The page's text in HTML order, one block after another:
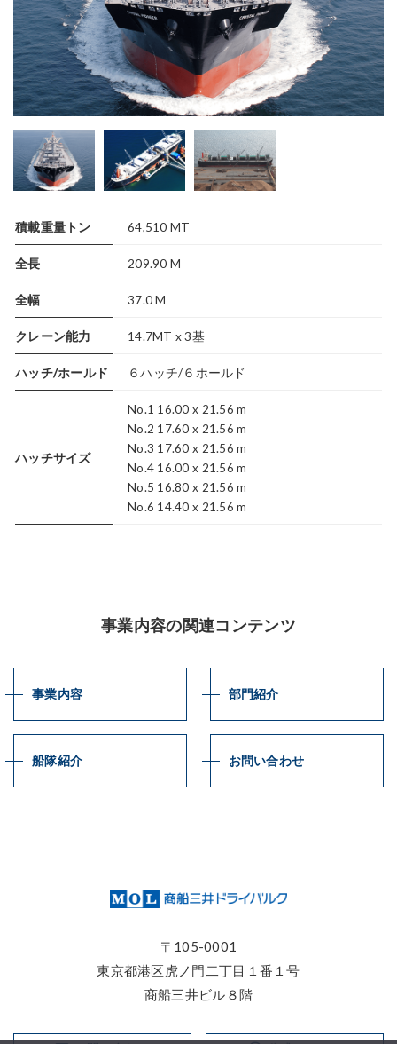
積載重量トン 64,510 MT
全長 209.90 M
全幅 37.0 M
クレーン能力 14.7MT x 3基
ハッチ/ホールド ６ハッチ/６ホールド
ハッチサイズ
No.1 16.00 x 21.56 m
No.2 17.60 x 21.56 m
No.3 17.60 x 21.56 m
No.4 16.00 x 21.56 m
No.5 16.80 x 21.56 m
No.6 14.40 x 21.56 m
事業内容の関連コンテンツ
事業内容 部門紹介
船隊紹介 お問い合わせ
〒105-0001
東京都港区⻁ノ門二丁目１番１号
商船三井ビル８階